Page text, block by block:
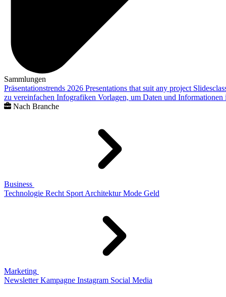
Sammlungen
Präsentationstrends 2026 Presentations that suit any project
zu vereinfachen Infografiken Vorlagen, um Daten und
Nach Branche
Business
Technologie Recht Sport Architektur Mode Geld
Marketing
Newsletter Kampagne Instagram Social Media